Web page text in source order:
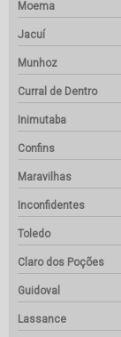
Moema
Jacuí
Munhoz
Curral de Dentro
Inimutaba
Confins
Maravilhas
Inconfidentes
Toledo
Claro dos Poções
Guidoval
Lassance